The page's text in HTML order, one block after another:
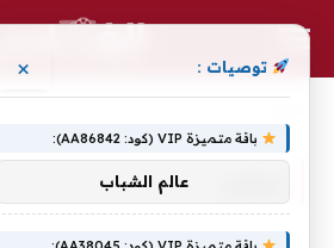
توصيات : ×
باقة متميزة VIP (كود: AA86842):
عالم الشباب